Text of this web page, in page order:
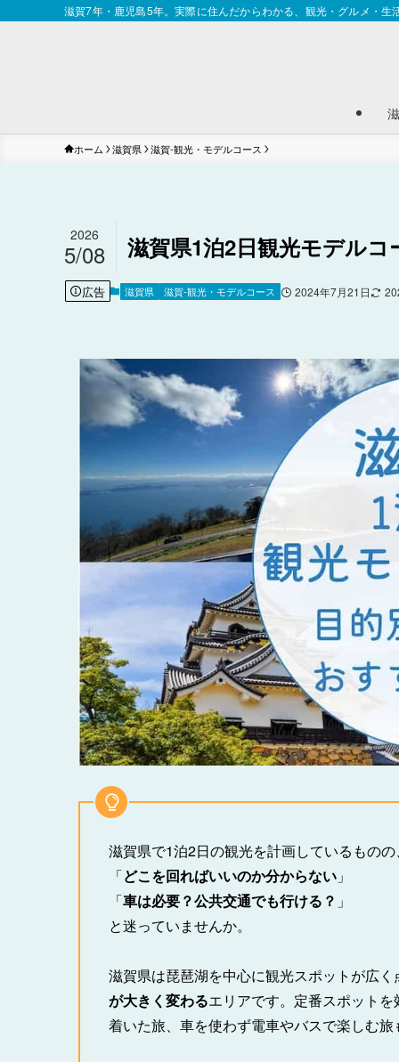
滋賀7年・鹿児島5年。実際に住んだからわかる、観光・グルメ・生
ホーム 滋賀県 滋賀-観光・モデルコース
滋賀県1泊2日観光モデル
2026
5/08
広告 滋賀県 滋賀-観光・モデルコース 2024年7月21日
滋賀県で1泊2日の観光を計画しているものの
「どこを回ればいいのか分からない 」
「車は必要？公共交通でも行ける？ 」
と迷っていませんか。
滋賀県は琵琶湖を中心に観光スポットが広
が大きく変わるエリアです。定番スポット
着いた旅、車を使わず電車やバスで楽しむ旅